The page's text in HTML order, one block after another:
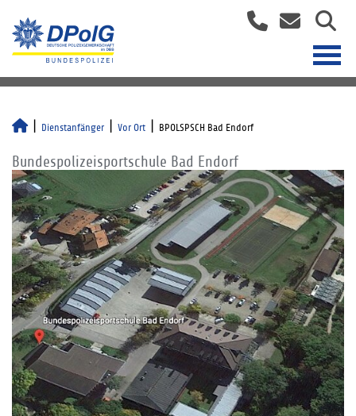
Dienstanfänger Vor Ort BPOLSPSCH Bad Endorf
Bundespolizeisportschule Bad Endorf